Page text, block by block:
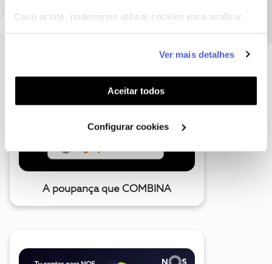
Caso aceite, poderemos utilizar cookies para analisar
funcionalidades (cookies de personalização e
funcionalidade) e adaptar anúncios aos seus interesses
(cookies de publicidade personalizada). Pode gerir a
utilização dos cookies clicando em "Configurar
Ver mais detalhes
Aceitar todos
Configurar cookies
A poupança que COMBINA